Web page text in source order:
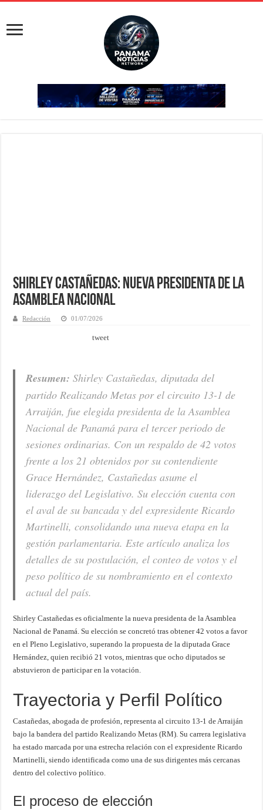
Shirley Castañedas: Nueva Presidenta de la
Asamblea Nacional
Redacción 01/07/2026
tweet
Resumen: Shirley Castañedas, diputada del
partido Realizando Metas por el circuito 13-1 de
Arraiján, fue elegida presidenta de la Asamblea
Nacional de Panamá para el tercer periodo de
sesiones ordinarias. Con un respaldo de 42 votos
frente a los 21 obtenidos por su contendiente
Grace Hernández, Castañedas asume el
liderazgo del Legislativo. Su elección cuenta con
el aval de su bancada y del expresidente Ricardo
Martinelli, consolidando una nueva etapa en la
gestión parlamentaria. Este artículo analiza los
detalles de su postulación, el conteo de votos y el
peso político de su nombramiento en el contexto
actual del país.
Shirley Castañedas es oficialmente la nueva presidenta de la Asamblea
Nacional de Panamá. Su elección se concretó tras obtener 42 votos a favor
en el Pleno Legislativo, superando la propuesta de la diputada Grace
Hernández, quien recibió 21 votos, mientras que ocho diputados se
abstuvieron de participar en la votación.
Trayectoria y Perfil Político
Castañedas, abogada de profesión, representa al circuito 13-1 de Arraiján
bajo la bandera del partido Realizando Metas (RM). Su carrera legislativa
ha estado marcada por una estrecha relación con el expresidente Ricardo
Martinelli, siendo identificada como una de sus dirigentes más cercanas
dentro del colectivo político.
El proceso de elección